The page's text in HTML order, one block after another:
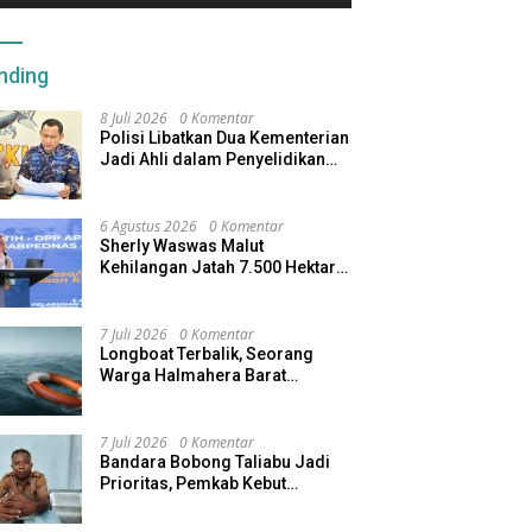
8 Juli 2026 0 Komentar
Polisi Libatkan Dua Kementerian
Jadi Ahli dalam Penyelidikan
6 Agustus 2026 0 Komentar
Sherly Waswas Malut
Kehilangan Jatah 7.500 Hektare
7 Juli 2026 0 Komentar
Longboat Terbalik, Seorang
Warga Halmahera Barat
7 Juli 2026 0 Komentar
Bandara Bobong Taliabu Jadi
Prioritas, Pemkab Kebut